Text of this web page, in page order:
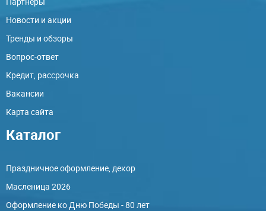
Новости и акции
Тренды и обзоры
Вопрос-ответ
Кредит, рассрочка
Вакансии
Карта сайта
Каталог
Праздничное оформление, декор
Масленица 2026
Оформление ко Дню Победы - 80 лет